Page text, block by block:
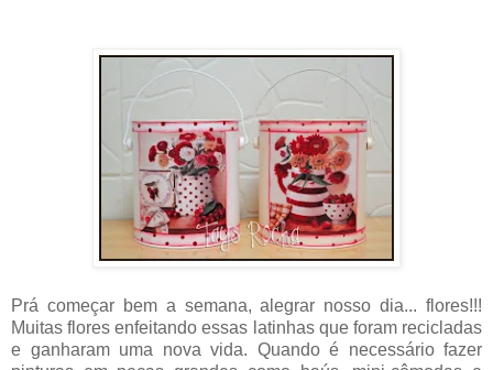
Prá começar bem a semana, alegrar nosso dia... flores!!!
Muitas flores enfeitando essas latinhas que foram recicladas
e ganharam uma nova vida. Quando é necessário fazer